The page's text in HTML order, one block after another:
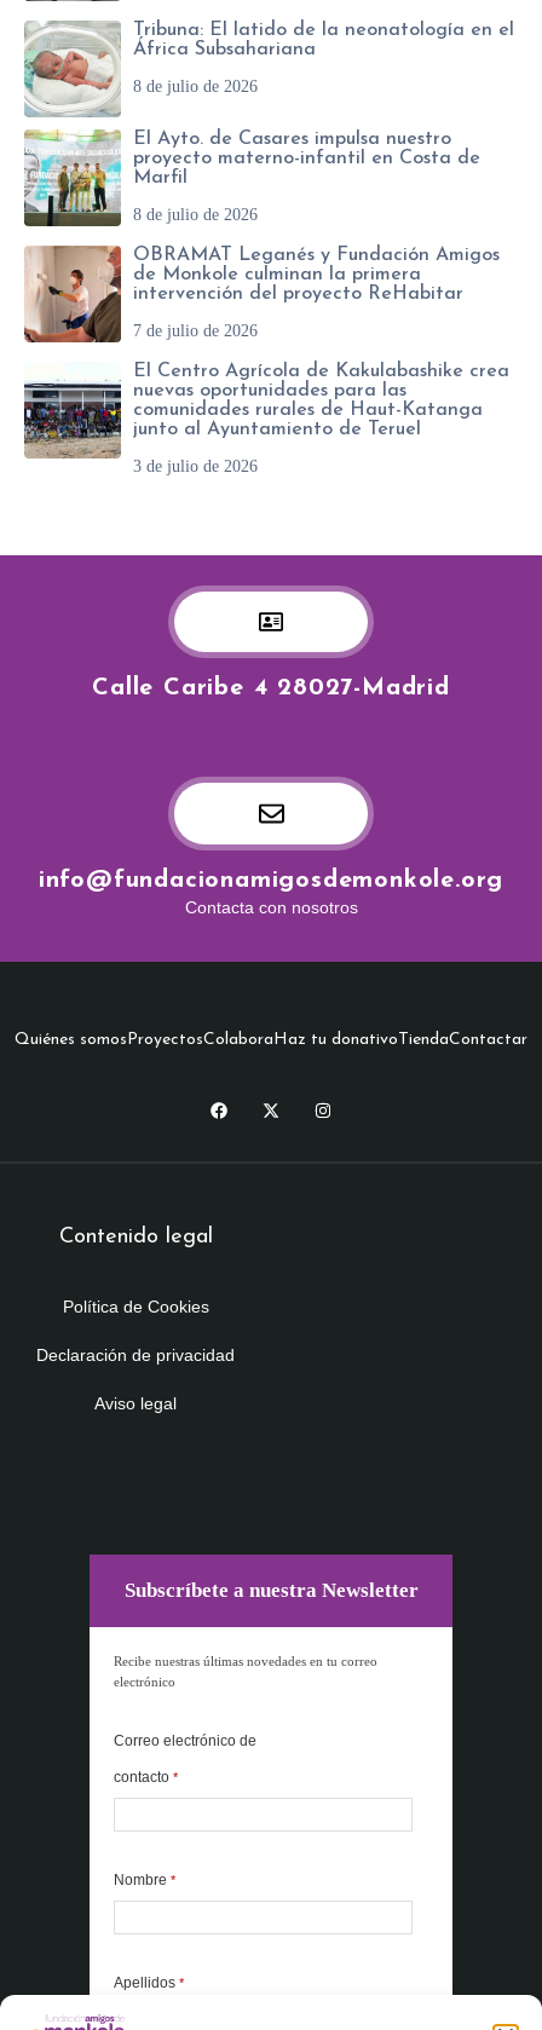
Tribuna: El latido de la neonatología en el
África Subsahariana
8 de julio de 2026
El Ayto. de Casares impulsa nuestro
proyecto materno-infantil en Costa de
Marfil
8 de julio de 2026
OBRAMAT Leganés y Fundación Amigos
de Monkole culminan la primera
intervención del proyecto ReHabitar
7 de julio de 2026
El Centro Agrícola de Kakulabashike crea
nuevas oportunidades para las
comunidades rurales de Haut-Katanga
junto al Ayuntamiento de Teruel
3 de julio de 2026
Calle Caribe 4 28027-Madrid
info@fundacionamigosdemonkole.org
Contacta con nosotros
Quiénes somos ProyectosColabora Haz tu donativoTiendaContactar
Contenido legal
Política de Cookies
Declaración de privacidad
Aviso legal
Subscríbete a nuestra Newsletter
Recibe nuestras últimas novedades en tu correo
electrónico
Correo electrónico de
contacto *
Nombre *
Apellidos *